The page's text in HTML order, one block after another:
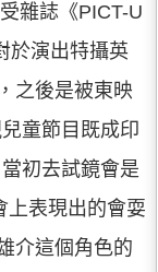
雜誌《PICT-U
於演出特攝英
之後是被東映
童節目既成印
初去試鏡會是
上表現出的會耍
介這個角色的